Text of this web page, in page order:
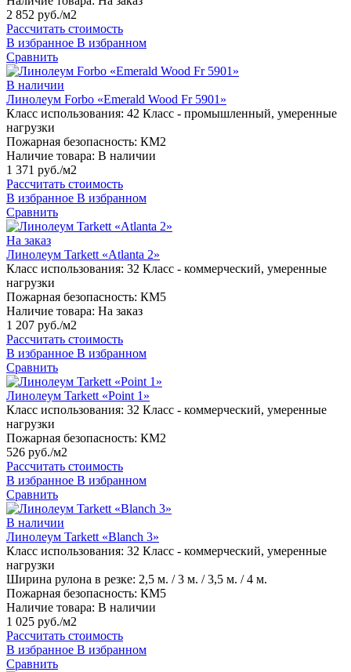
2 852 руб./м2
Рассчитать стоимость
В избранное В избранном
Сравнить
В наличии
Линолеум Forbo «Emerald Wood Fr 5901»
Класс использования: 42 Класс - промышленный, умеренные
нагрузки
Пожарная безопасность: КМ2
Наличие товара: В наличии
1 371 руб./м2
Рассчитать стоимость
В избранное В избранном
Сравнить
На заказ
Линолеум Tarkett «Atlanta 2»
Класс использования: 32 Класс - коммерческий, умеренные
нагрузки
Пожарная безопасность: КМ5
Наличие товара: На заказ
1 207 руб./м2
Рассчитать стоимость
В избранное В избранном
Сравнить
Линолеум Tarkett «Point 1»
Класс использования: 32 Класс - коммерческий, умеренные
нагрузки
Пожарная безопасность: КМ2
526 руб./м2
Рассчитать стоимость
В избранное В избранном
Сравнить
В наличии
Линолеум Tarkett «Blanch 3»
Класс использования: 32 Класс - коммерческий, умеренные
нагрузки
Ширина рулона в резке: 2,5 м. / 3 м. / 3,5 м. / 4 м.
Пожарная безопасность: КМ5
Наличие товара: В наличии
1 025 руб./м2
Рассчитать стоимость
В избранное В избранном
Сравнить